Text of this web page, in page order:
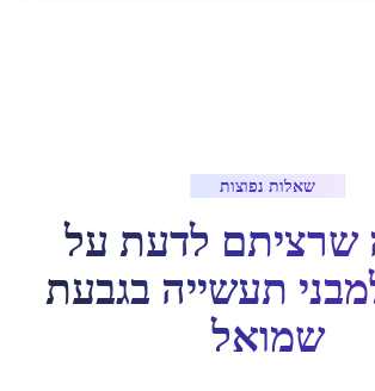
שאלות נפוצות
שרציתם לדעת על
תעשייה בגבעת
שמואל